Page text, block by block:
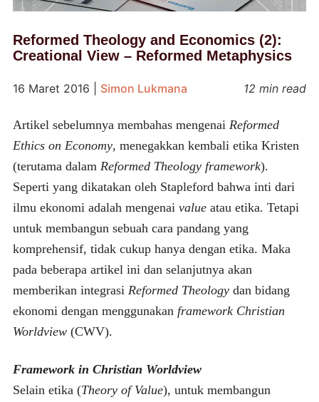
Reformed Theology and Economics (2):
Creational View – Reformed Metaphysics
16 Maret 2016 Simon Lukmana 12 min read
Artikel sebelumnya membahas mengenai Reformed
Ethics on Economy, menegakkan kembali etika Kristen
(terutama dalam Reformed Theology framework).
Seperti yang dikatakan oleh Stapleford bahwa inti dari
ilmu ekonomi adalah mengenai valueatau etika. Tetapi
untuk membangun sebuah cara pandang yang
komprehensif, tidak cukup hanya dengan etika. Maka
pada beberapa artikel ini dan selanjutnya akan
memberikan integrasi Reformed Theologydan bidang
ekonomi dengan menggunakan framework Christian
Worldview (CWV).
Framework in Christian Worldview
Selain etika (Theory of Value), untuk membangun